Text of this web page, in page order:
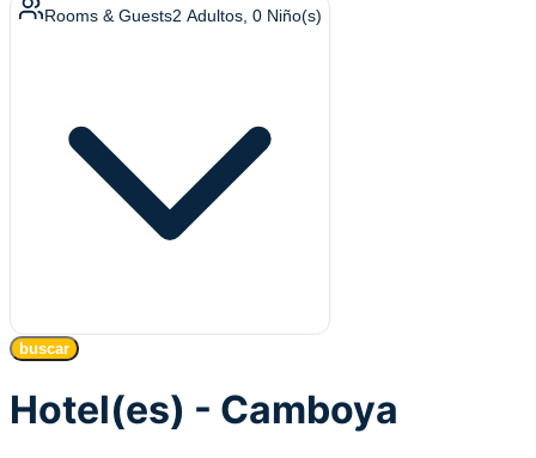
Rooms & Guests2 Adultos 0 Niño(s)
buscar
Hotel(es) - Camboya